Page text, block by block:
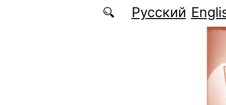
Перейти к основному содержаниюРусский